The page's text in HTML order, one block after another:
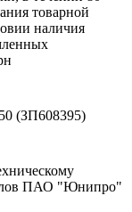
товарной
наличия
(ЗП608395)
ПАО "Юнипро"